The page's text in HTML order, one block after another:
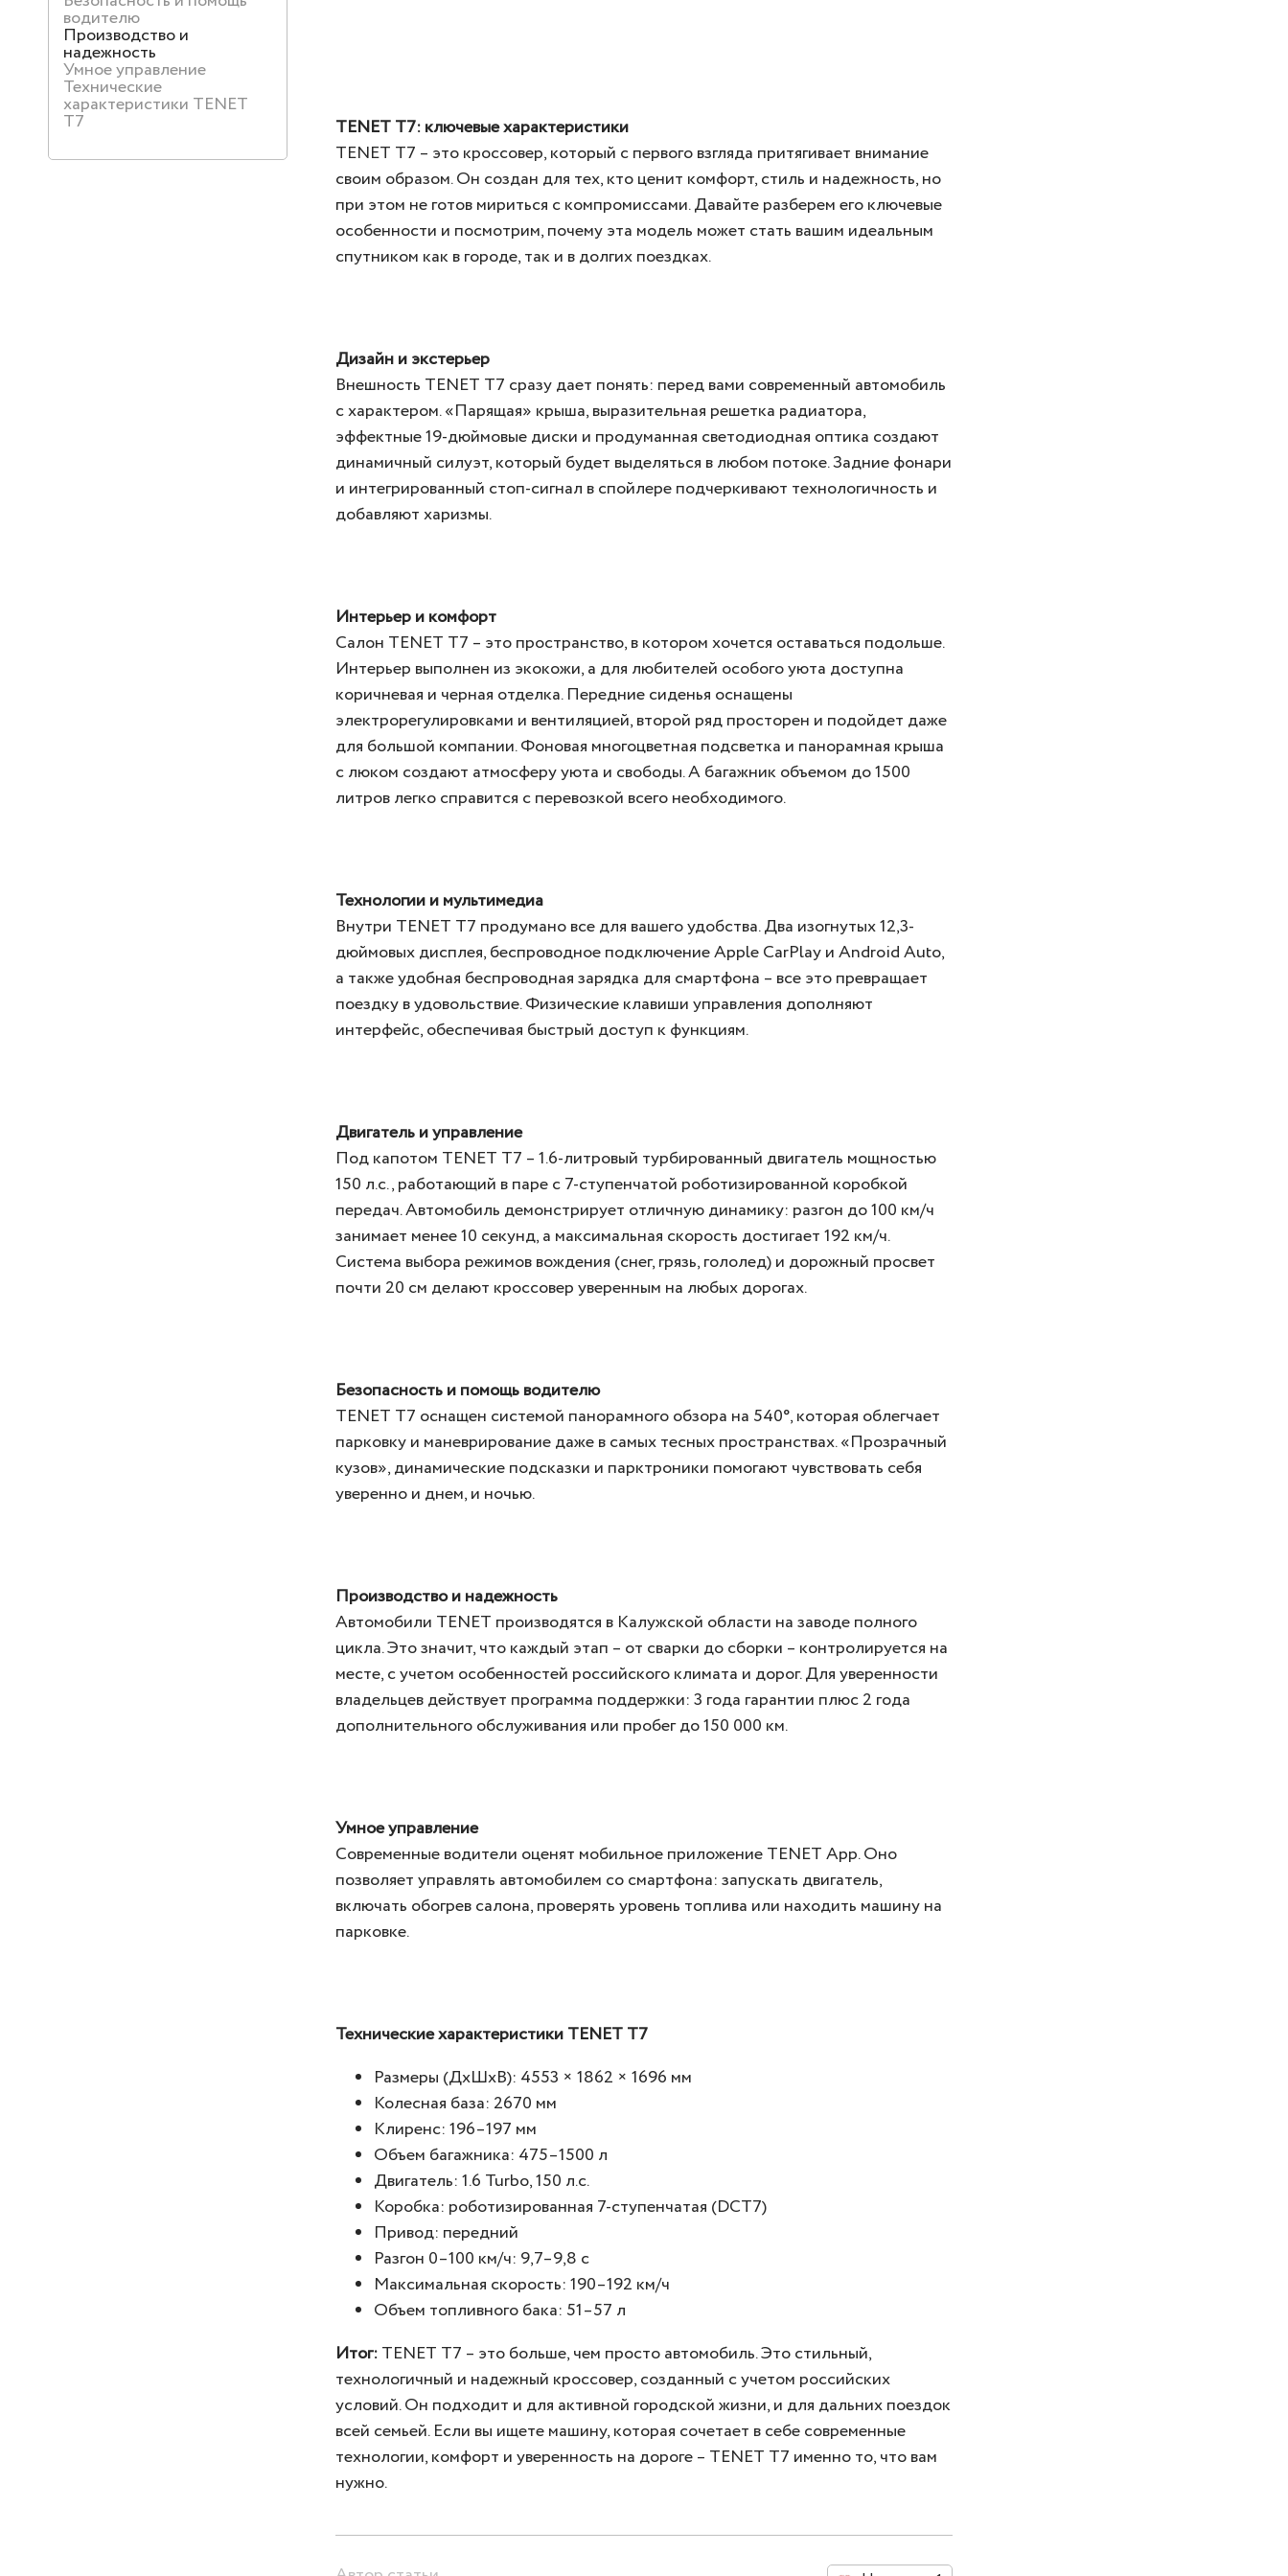
водителю
Производство и
надежность
Умное управление
Технические
характеристики TENET
T7
TENET T7: ключевые характеристики
TENET T7 – это кроссовер, который с первого взгляда притягивает внимание
своим образом. Он создан для тех, кто ценит комфорт, стиль и надежность, но
при этом не готов мириться с компромиссами. Давайте разберем его ключевые
особенности и посмотрим, почему эта модель может стать вашим идеальным
спутником как в городе, так и в долгих поездках.
Дизайн и экстерьер
Внешность TENET T7 сразу дает понять: перед вами современный автомобиль
с характером. «Парящая» крыша, выразительная решетка радиатора,
эффектные 19-дюймовые диски и продуманная светодиодная оптика создают
динамичный силуэт, который будет выделяться в любом потоке. Задние фонари
и интегрированный стоп-сигнал в спойлере подчеркивают технологичность и
добавляют харизмы.
Интерьер и комфорт
Салон TENET T7 – это пространство, в котором хочется оставаться подольше.
Интерьер выполнен из экокожи, а для любителей особого уюта доступна
коричневая и черная отделка. Передние сиденья оснащены
электрорегулировками и вентиляцией, второй ряд просторен и подойдет даже
для большой компании. Фоновая многоцветная подсветка и панорамная крыша
с люком создают атмосферу уюта и свободы. А багажник объемом до 1500
литров легко справится с перевозкой всего необходимого.
Технологии и мультимедиа
Внутри TENET T7 продумано все для вашего удобства. Два изогнутых 12,3-
дюймовых дисплея, беспроводное подключение Apple CarPlay и Android Auto,
а также удобная беспроводная зарядка для смартфона – все это превращает
поездку в удовольствие. Физические клавиши управления дополняют
интерфейс, обеспечивая быстрый доступ к функциям.
Двигатель и управление
Под капотом TENET T7 – 1.6-литровый турбированный двигатель мощностью
150 л.с., работающий в паре с 7-ступенчатой роботизированной коробкой
передач. Автомобиль демонстрирует отличную динамику: разгон до 100 км/ч
занимает менее 10 секунд, а максимальная скорость достигает 192 км/ч.
Система выбора режимов вождения (снег, грязь, гололед) и дорожный просвет
почти 20 см делают кроссовер уверенным на любых дорогах.
Безопасность и помощь водителю
TENET T7 оснащен системой панорамного обзора на 540°, которая облегчает
парковку и маневрирование даже в самых тесных пространствах. «Прозрачный
кузов», динамические подсказки и парктроники помогают чувствовать себя
уверенно и днем, и ночью.
Производство и надежность
Автомобили TENET производятся в Калужской области на заводе полного
цикла. Это значит, что каждый этап – от сварки до сборки – контролируется на
месте, с учетом особенностей российского климата и дорог. Для уверенности
владельцев действует программа поддержки: 3 года гарантии плюс 2 года
дополнительного обслуживания или пробег до 150 000 км.
Умное управление
Современные водители оценят мобильное приложение TENET App. Оно
позволяет управлять автомобилем со смартфона: запускать двигатель,
включать обогрев салона, проверять уровень топлива или находить машину на
парковке.
Технические характеристики TENET T7
Размеры (ДхШхВ): 4553 × 1862 × 1696 мм
Колесная база: 2670 мм
Клиренс: 196–197 мм
Объем багажника: 475–1500 л
Двигатель: 1.6 Turbo, 150 л.с.
Коробка: роботизированная 7-ступенчатая (DCT7)
Привод: передний
Разгон 0–100 км/ч: 9,7–9,8 с
Максимальная скорость: 190–192 км/ч
Объем топливного бака: 51–57 л
Итог:TENET T7 – это больше, чем просто автомобиль. Это стильный,
технологичный и надежный кроссовер, созданный с учетом российских
условий. Он подходит и для активной городской жизни, и для дальних поездок
всей семьей. Если вы ищете машину, которая сочетает в себе современные
технологии, комфорт и уверенность на дороге – TENET T7 именно то, что вам
нужно.